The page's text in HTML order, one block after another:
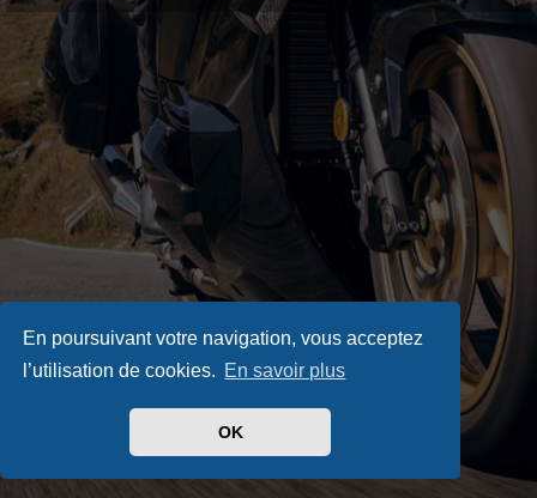
En poursuivant votre navigation, vous acceptez
l’utilisation de cookies. En savoir plus
OK